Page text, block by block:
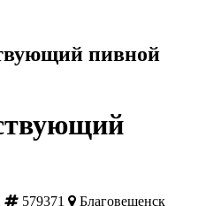
пивной
579371
Благовещенск